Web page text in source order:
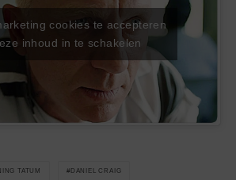
cookies te accepteren
inhoud in te schakelen
TATUM DANIEL CRAIG